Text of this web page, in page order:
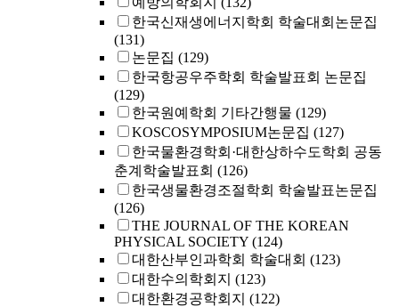
한국신재생에너지학회 학술대회논문집
(131)
논문집 (129)
한국항공우주학회 학술발표회 논문집
(129)
한국원예학회 기타간행물 (129)
KOSCOSYMPOSIUM논문집 (127)
한국물환경학회·대한상하수도학회 공동
춘계학술발표회 (126)
한국생물환경조절학회 학술발표논문집
(126)
THE JOURNAL OF THE KOREAN
PHYSICAL SOCIETY (124)
대한산부인과학회 학술대회 (123)
대한수의학회지 (123)
대한환경공학회지 (122)